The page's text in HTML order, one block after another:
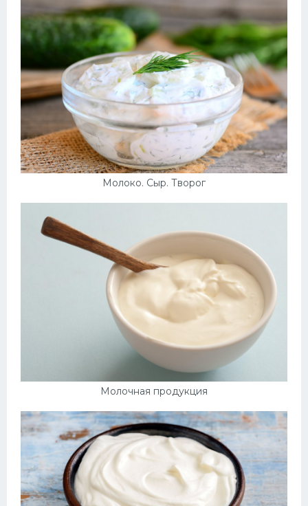
Молоко. Сыр. Творог
Молочная продукция